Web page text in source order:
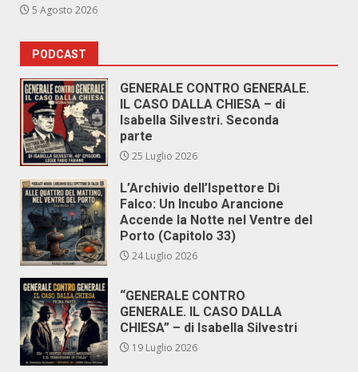
5 Agosto 2026
PODCAST
GENERALE CONTRO GENERALE.
IL CASO DALLA CHIESA – di
Isabella Silvestri. Seconda
parte
25 Luglio 2026
L’Archivio dell’Ispettore Di
Falco: Un Incubo Arancione
Accende la Notte nel Ventre del
Porto (Capitolo 33)
24 Luglio 2026
“GENERALE CONTRO
GENERALE. IL CASO DALLA
CHIESA” – di Isabella Silvestri
19 Luglio 2026